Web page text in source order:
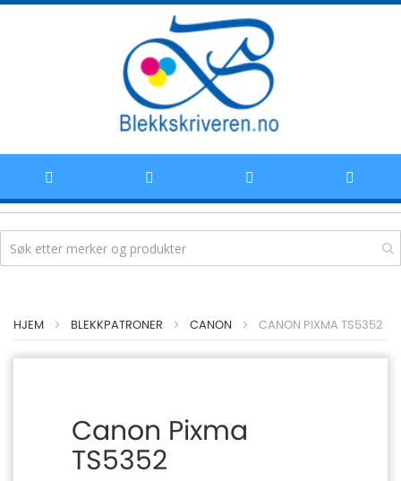
til
HJEM BLEKKPATRONER CANON CANON PIXMA TS5352
Canon Pixma
TS5352